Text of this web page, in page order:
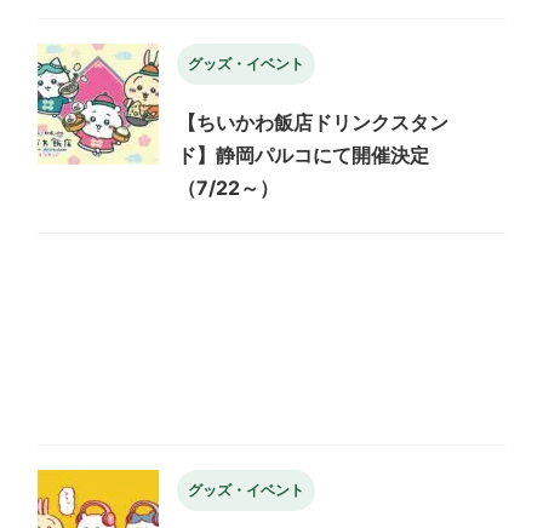
グッズ・イベント
【ちいかわ飯店ドリンクスタン
ド】静岡パルコにて開催決定
（7/22～）
グッズ・イベント